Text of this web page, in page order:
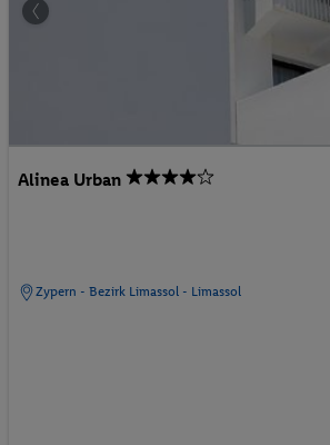
Alinea Urban
Zypern - Bezirk Limassol - Limassol